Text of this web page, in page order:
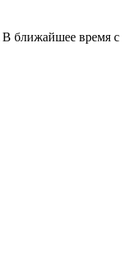
ближайшее время с